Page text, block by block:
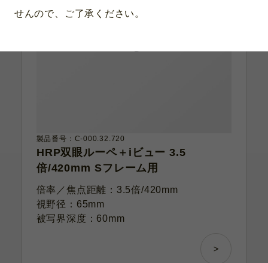
せんので、ご了承ください。
製品番号：C-000.32.720
HRP双眼ルーペ＋iビュー 3.5
倍/420mm Sフレーム用
倍率／焦点距離：3.5倍/420mm
視野径：65mm
被写界深度：60mm